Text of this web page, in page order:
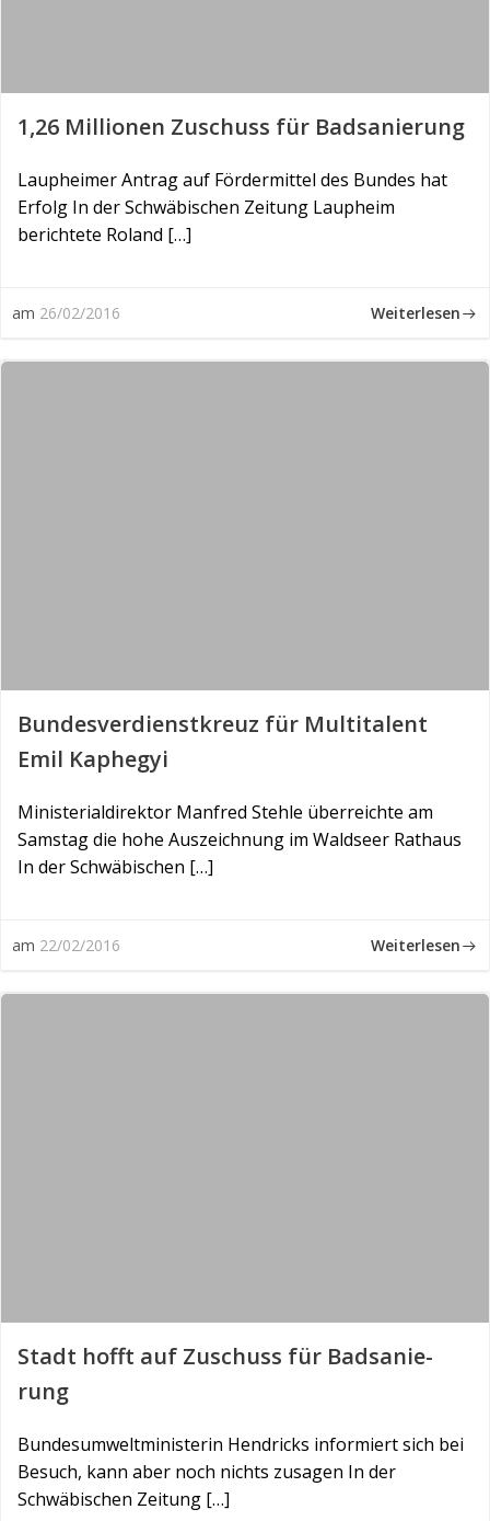
1,26 Mil­lio­nen Zu­schuss für Bad­sa­nie­rung
Laupheimer Antrag auf Fördermittel des Bundes hat
Erfolg In der Schwäbischen Zeitung Laupheim
berichtete Roland […]
am 26/02/2016 Weiterlesen
Bun­des­ver­dienst­kreuz für Mul­ti­ta­lent
Emil Ka­phe­gyi
Ministerialdirektor Manfred Stehle überreichte am
Samstag die hohe Auszeichnung im Waldseer Rathaus
In der Schwäbischen […]
am 22/02/2016 Weiterlesen
Stadt hofft auf Zu­schuss für Bad­sa­nie­
rung
Bundesumweltministerin Hendricks informiert sich bei
Besuch, kann aber noch nichts zusagen In der
Schwäbischen Zeitung […]